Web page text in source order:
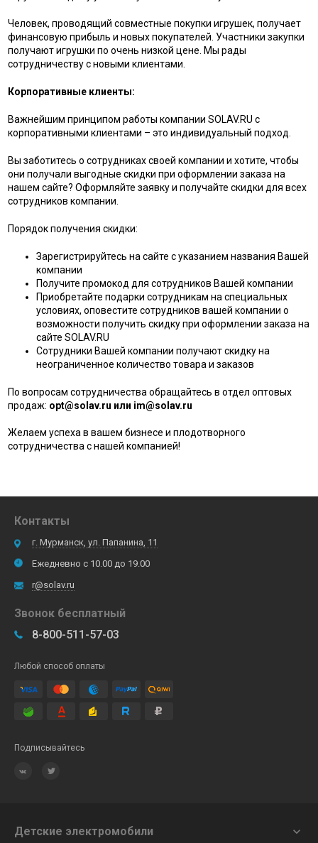
Человек, проводящий совместные покупки игрушек, получает
финансовую прибыль и новых покупателей. Участники закупки
получают игрушки по очень низкой цене. Мы рады
сотрудничеству с новыми клиентами.
Корпоративные клиенты:
Важнейшим принципом работы компании SOLAV.RU с
корпоративными клиентами – это индивидуальный подход.
Вы заботитесь о сотрудниках своей компании и хотите, чтобы
они получали выгодные скидки при оформлении заказа на
нашем сайте? Оформляйте заявку и получайте скидки для всех
сотрудников компании.
Порядок получения скидки:
Зарегистрируйтесь на сайте с указанием названия Вашей
компании
Получите промокод для сотрудников Вашей компании
Приобретайте подарки сотрудникам на специальных
условиях, оповестите сотрудников вашей компании о
возможности получить скидку при оформлении заказа на
сайте SOLAV.RU
Сотрудники Вашей компании получают скидку на
неограниченное количество товара и заказов
По вопросам сотрудничества обращайтесь в отдел оптовых
продаж: opt@solav.ru или im@solav.ru
Желаем успеха в вашем бизнесе и плодотворного
сотрудничества с нашей компанией!
Контакты
г. Мурманск, ул. Папанина, 11
Ежедневно с 10.00 до 19.00
r@solav.ru
Звонок бесплатный
8-800-511-57-03
Любой способ оплаты
Подписывайтесь
Детские электромобили 